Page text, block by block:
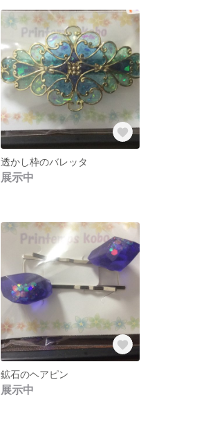
透かし枠のバレッタ
展示中
鉱石のヘアピン
展示中